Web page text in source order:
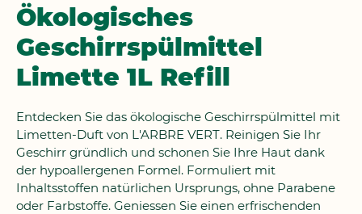
Zum
Anfang
der
Bildgalerie
springen
Ökologisches
Geschirrspülmittel
Limette 1L Refill
Entdecken Sie das ökologische Geschirrspülmittel mit
Limetten-Duft von L'ARBRE VERT. Reinigen Sie Ihr
Geschirr gründlich und schonen Sie Ihre Haut dank
der hypoallergenen Formel. Formuliert mit
Inhaltsstoffen natürlichen Ursprungs, ohne Parabene
oder Farbstoffe. Geniessen Sie einen erfrischenden